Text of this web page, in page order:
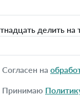
делить на
Согласен на
Принимаю